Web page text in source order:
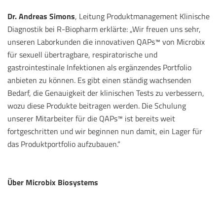
Dr. Andreas Simons, Leitung Produktmanagement Klinische
Diagnostik bei R-Biopharm erklärte: „Wir freuen uns sehr,
unseren Laborkunden die innovativen QAPs™ von Microbix
für sexuell übertragbare, respiratorische und
gastrointestinale Infektionen als ergänzendes Portfolio
anbieten zu können. Es gibt einen ständig wachsenden
Bedarf, die Genauigkeit der klinischen Tests zu verbessern,
wozu diese Produkte beitragen werden. Die Schulung
unserer Mitarbeiter für die QAPs™ ist bereits weit
fortgeschritten und wir beginnen nun damit, ein Lager für
das Produktportfolio aufzubauen.“
Über Microbix Biosystems